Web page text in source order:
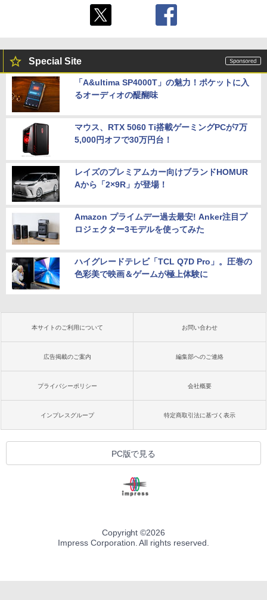
Special Site
「A&ultima SP4000T」の魅力！ポケットに入
るオーディオの醍醐味
マウス、RTX 5060 Ti搭載ゲーミングPCが7万
5,000円オフで30万円台！
レイズのプレミアムカー向けブランドHOMUR
Aから「2×9R」が登場！
Amazon プライムデー過去最安! Anker注目プ
ロジェクター3モデルを使ってみた
ハイグレードテレビ「TCL Q7D Pro」。圧巻の
色彩美で映画＆ゲームが極上体験に
本サイトのご利用について お問い合わせ
広告掲載のご案内 編集部へのご連絡
プライバシーポリシー 会社概要
インプレスグループ 特定商取引法に基づく表示
PC版で見る
Copyright ©2026
Impress Corporation. All rights reserved.